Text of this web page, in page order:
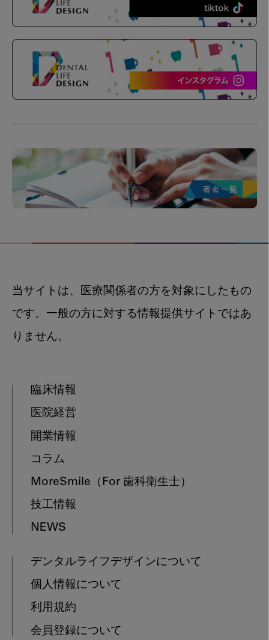
当サイトは、医療関係者の方を対象にしたもの
です。一般の方に対する情報提供サイトではあ
りません。
臨床情報
医院経営
開業情報
コラム
MoreSmile （For 歯科衛生士）
技工情報
NEWS
デンタルライフデザインについて
個人情報について
利用規約
会員登録について